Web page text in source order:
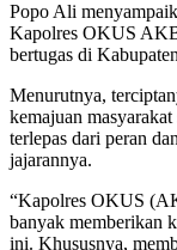
Popo Ali
Kapolres OKUS
bertugas di
Menurutnya,
kemajuan
terlepas dari peran
jajarannya.
“Kapolres OKUS
banyak memberikan
ini. Khususnya,